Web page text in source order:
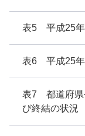
表5 平成25年
表6 平成25年
表7 都道府県
び終結の状況